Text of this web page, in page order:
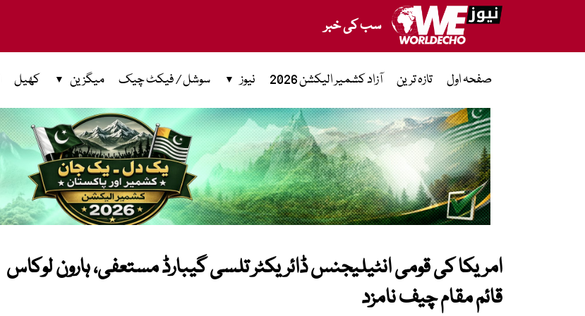
سب کی خبر
صفحہ اول تازہ ترین آزاد کشمیر الیکشن 2026 نیوز سوشل / فیکٹ چیک میگزین کھیل
امریکا کی قومی انٹیلیجنس ڈائریکٹر تلسی گیبارڈ مستعفی، ہارون لوکاس
قائم مقام چیف نامزد